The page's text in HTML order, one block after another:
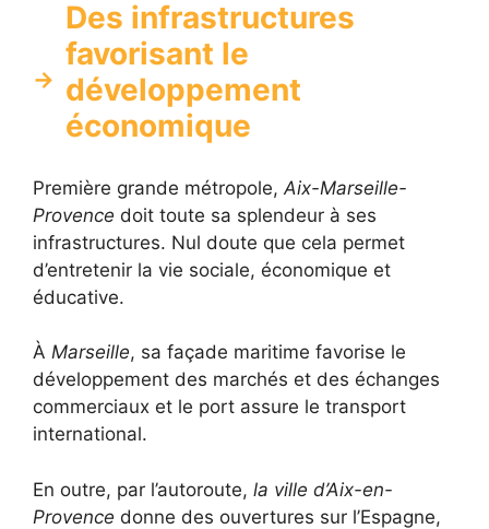
Des infrastructures
favorisant le
développement
économique
Première grande métropole, Aix-Marseille-
Provence doit toute sa splendeur à ses
infrastructures. Nul doute que cela permet
d’entretenir la vie sociale, économique et
éducative.
À Marseille, sa façade maritime favorise le
développement des marchés et des échanges
commerciaux et le port assure le transport
international.
En outre, par l’autoroute, la ville d’Aix-en-
Provence donne des ouvertures sur l’Espagne,